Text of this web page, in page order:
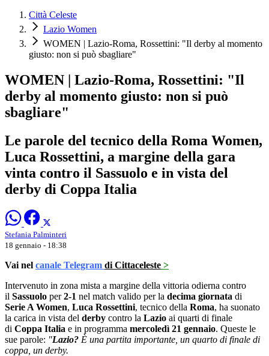
Città Celeste
Lazio Women
WOMEN | Lazio-Roma, Rossettini: "Il derby al momento
giusto: non si può sbagliare"
WOMEN | Lazio-Roma, Rossettini: "Il
derby al momento giusto: non si può
sbagliare"
Le parole del tecnico della Roma Women,
Luca Rossettini, a margine della gara
vinta contro il Sassuolo e in vista del
derby di Coppa Italia
Stefania Palminteri
18 gennaio - 18:38
Vai nel canale Telegram di Cittaceleste >
Intervenuto in zona mista a margine della vittoria odierna contro
il Sassuolo per2-1 nel match valido per la decima giornata di
Serie A Women, Luca Rossettini, tecnico della Roma, ha suonato
la carica in vista del derby contro la Lazio ai quarti di finale
di Coppa Italia e in programma mercoledì 21 gennaio. Queste le
sue parole: "Lazio? È una partita importante, un quarto di finale di
coppa, un derby.